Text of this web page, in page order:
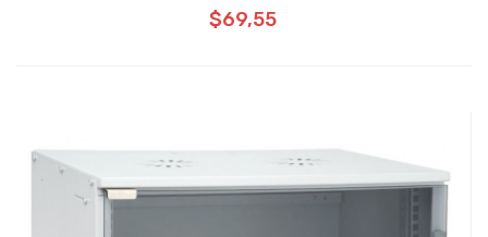
$69,55